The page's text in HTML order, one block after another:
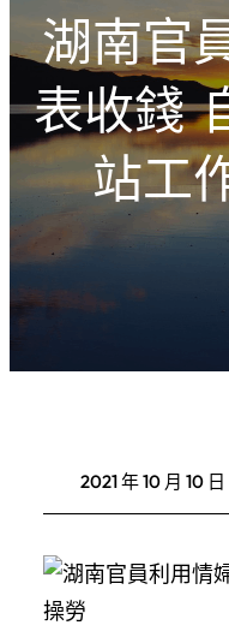
湖南官
表收錢
站工
2021 年 10 月 10 日